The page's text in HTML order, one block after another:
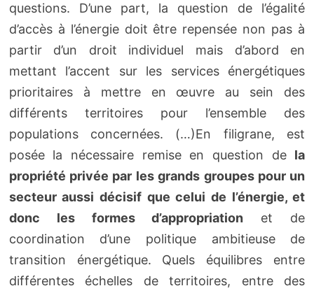
questions. D’une part, la question de l’égalité
d’accès à l’énergie doit être repensée non pas à
partir d’un droit individuel mais d’abord en
mettant l’accent sur les services énergétiques
prioritaires à mettre en œuvre au sein des
différents territoires pour l’ensemble des
populations concernées. (…)En filigrane, est
posée la nécessaire remise en question de la
propriété privée par les grands groupes pour un
secteur aussi décisif que celui de l’énergie, et
donc les formes d’appropriation et de
coordination d’une politique ambitieuse de
transition énergétique. Quels équilibres entre
différentes échelles de territoires, entre des